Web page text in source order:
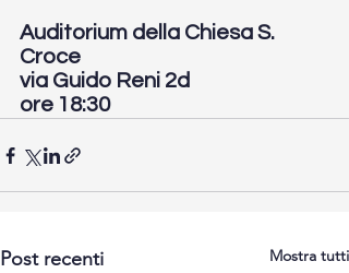
Auditorium della Chiesa S.
Croce
via Guido Reni 2d
ore 18:30
Post recenti Mostra tutti